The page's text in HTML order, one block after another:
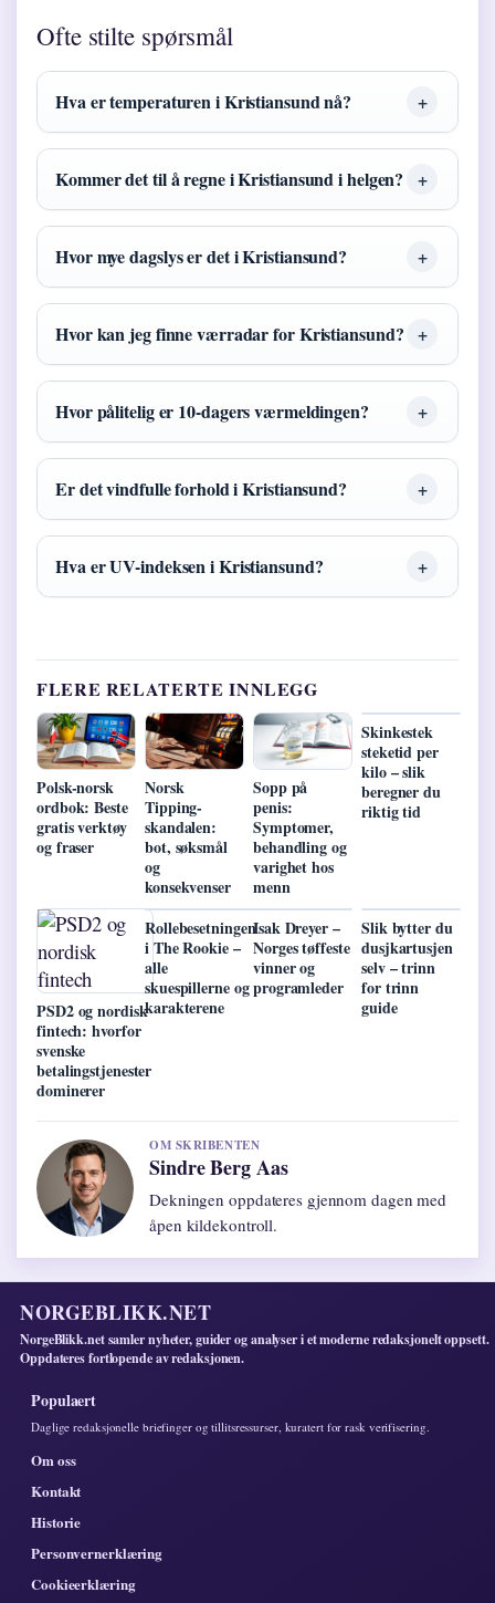
Ofte stilte spørsmål
Hva er temperaturen i Kristiansund nå?
Kommer det til å regne i Kristiansund i helgen?
Hvor mye dagslys er det i Kristiansund?
Hvor kan jeg finne værradar for Kristiansund?
Hvor pålitelig er 10-dagers værmeldingen?
Er det vindfulle forhold i Kristiansund?
Hva er UV-indeksen i Kristiansund?
FLERE RELATERTE INNLEGG
Polsk-norsk
ordbok: Beste
gratis verktøy
og fraser
Norsk
Tipping-
skandalen:
bot, søksmål
og
konsekvenser
Sopp på
penis:
Symptomer,
behandling og
varighet hos
menn
Skinkestek
steketid per
kilo – slik
beregner du
riktig tid
PSD2 og nordisk
fintech: hvorfor
svenske
betalingstjenester
dominerer
Rollebesetningen
i The Rookie –
alle
skuespillerne og
karakterene
Isak Dreyer –
Norges tøffeste
vinner og
programleder
Slik bytter du
dusjkartusjen
selv – trinn
for trinn
guide
OM SKRIBENTEN
Sindre Berg Aas
Dekningen oppdateres gjennom dagen med
åpen kildekontroll.
NORGEBLIKK.NET
NorgeBlikk.net samler nyheter, guider og analyser i et moderne redaksjonelt oppsett.
Oppdateres fortlopende av redaksjonen.
Populaert
Daglige redaksjonelle briefinger og tillitsressurser, kuratert for rask verifisering.
Om oss
Kontakt
Historie
Personvernerklæring
Cookieerklæring